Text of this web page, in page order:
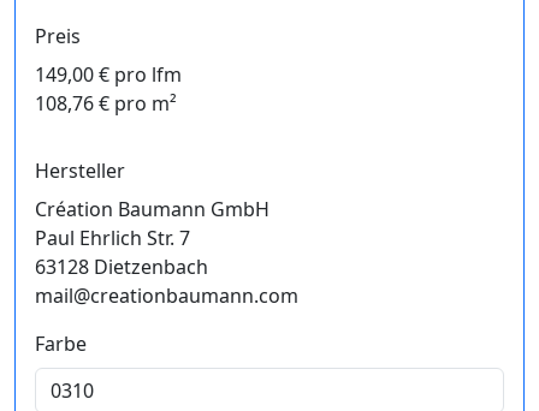
Preis
149,00 € pro lfm
108,76 € pro m²
Hersteller
Création Baumann GmbH
Paul Ehrlich Str. 7
63128 Dietzenbach
mail@creationbaumann.com
Farbe